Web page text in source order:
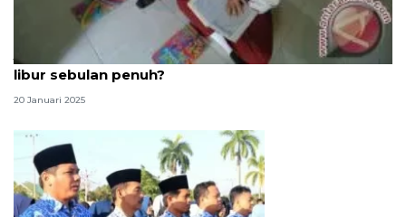
Jadwal libur Bulan Puasa 2025: Apakah sekolah
libur sebulan penuh?
20 Januari 2025